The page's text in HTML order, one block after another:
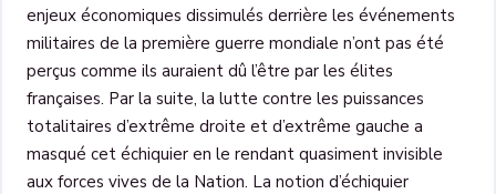
enjeux économiques dissimulés derrière les événements
militaires de la première guerre mondiale n’ont pas été
perçus comme ils auraient dû l’être par les élites
françaises. Par la suite, la lutte contre les puissances
totalitaires d’extrême droite et d’extrême gauche a
masqué cet échiquier en le rendant quasiment invisible
aux forces vives de la Nation. La notion d’échiquier